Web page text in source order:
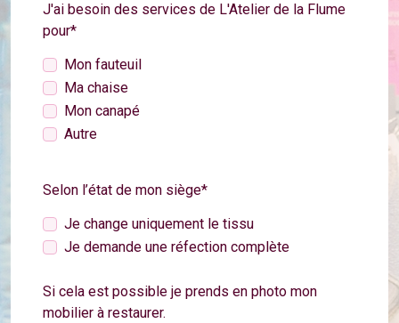
J'ai besoin des services de L'Atelier de la Flume
pour*
Mon fauteuil
Ma chaise
Mon canapé
Autre
Selon l’état de mon siège*
Je change uniquement le tissu
Je demande une réfection complète
Si cela est possible je prends en photo mon
mobilier à restaurer.